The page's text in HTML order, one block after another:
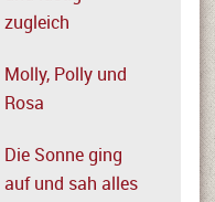
zugleich
Molly, Polly und
Rosa
Die Sonne ging
auf und sah alles